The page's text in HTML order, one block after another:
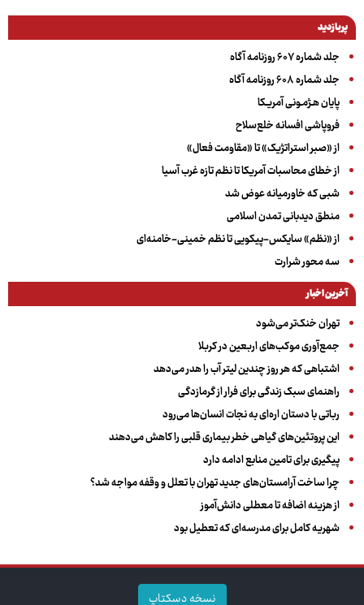
پربازدید
جلد شماره ۶۰۷ روزنامه آگاه
جلد شماره ۶۰۸ روزنامه آگاه
پایان هـژمـونی آمریـکا
فروپاشی افسانه خلع‌سلاح
از «صبر استراتژیک» تا «مقاومت فعال»
از خطای محاسبات آمریکا تا نظم تازه غرب آسیا
شبی که خاورمیانه عوض شد
منطق دیدبانی تمدن اسلامی
از «نظم» سایکس-پیکویی تا نظم خمینی-خامنه‌ای
سه‌ محور شرارت
آخرین اخبار
تهران خنک‌تر می‌شود
جمع‌آوری موکب‌های اربعین در کربلا
اشتباهی که هر روز چندین لیتر آب را هدر می‌دهد
راهنمای سبک زندگی برای فرار از گرمازدگی
رباتی با دستان اره‌ای به نجات انسان‌ها می‌رود
این پروتئین‌های گیاهی خطر بیماری قلبی را کاهش می‌دهند
پیگیری برای تامین منابع ادامه دارد
چرا ساخت آرامستان‌های جدید تهران با تعلل و وقفه مواجه شد؟
از هزینه اضافه تا معطلی دانش‌آموز
شهریه کامل برای مدرسه‌ای که تعطیل بود
نسخه دسکتاپ